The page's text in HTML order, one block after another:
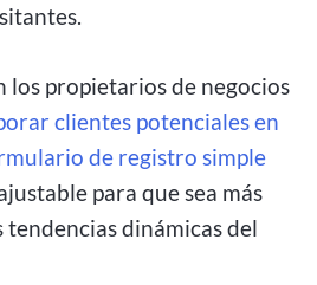
los propietarios de negocios
clientes potenciales en
de registro simple
para que sea más
dinámicas del